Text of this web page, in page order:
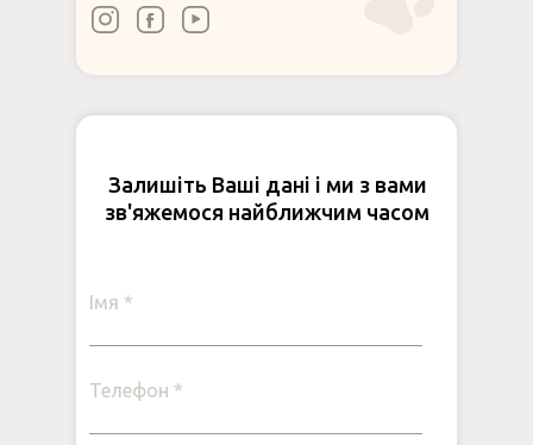
Залишіть Ваші дані і ми з вами
зв'яжемося найближчим часом
Імя *
Телефон *